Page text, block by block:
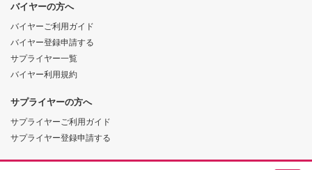
バイヤーの方へ
バイヤーご利用ガイド
バイヤー登録申請する
サプライヤー一覧
バイヤー利用規約
サプライヤーの方へ
サプライヤーご利用ガイド
サプライヤー登録申請する